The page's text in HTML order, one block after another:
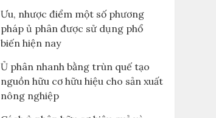
Ưu, nhược điểm một số phương
pháp ủ phân được sử dụng phổ
biến hiện nay
Ủ phân nhanh bằng trùn quế tạo
nguồn hữu cơ hữu hiệu cho sản xuất
nông nghiệp